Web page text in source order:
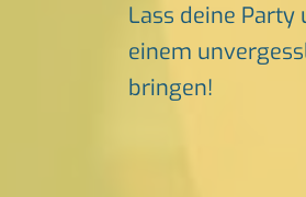
Lass deine Party
einem
bringen!